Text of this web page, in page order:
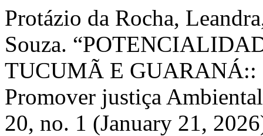
Protázio da Rocha,
Souza.
TUCUMÃ E GUARANÁ::
Promover justiça
20, no. 1 (January 21,